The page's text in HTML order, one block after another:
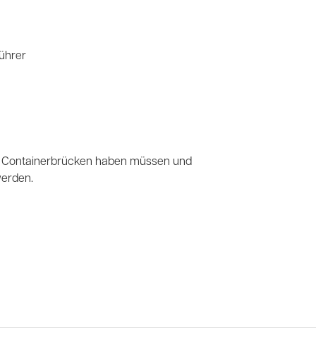
haben müssen und